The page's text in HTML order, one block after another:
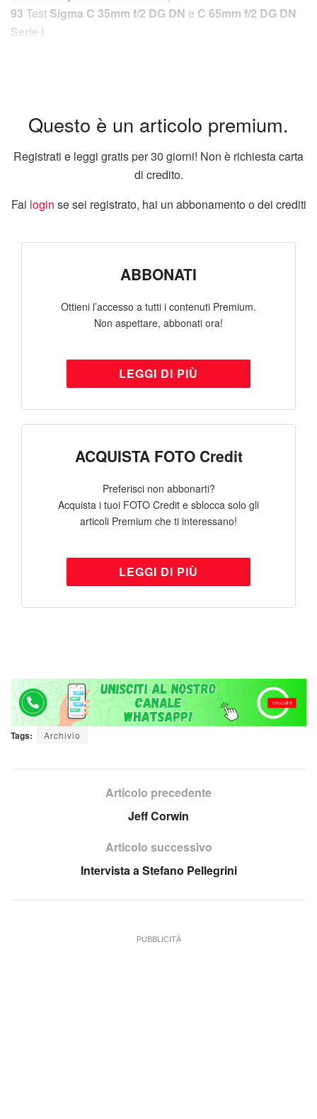
93 Test Sigma C 35mm f/2 DG DN e C 65mm f/2 DG DN
Serie I
Questo è un articolo premium.
Registrati e leggi gratis per 30 giorni! Non è richiesta carta
di credito.
Fai login se sei registrato, hai un abbonamento o dei crediti
ABBONATI
Ottieni l’accesso a tutti i contenuti Premium.
Non aspettare, abbonati ora!
LEGGI DI PIÙ
ACQUISTA FOTO Credit
Preferisci non abbonarti?
Acquista i tuoi FOTO Credit e sblocca solo gli
articoli Premium che ti interessano!
LEGGI DI PIÙ
Tags: Archivio
Articolo precedente
Jeff Corwin
Articolo successivo
Intervista a Stefano Pellegrini
PUBBLICITÀ